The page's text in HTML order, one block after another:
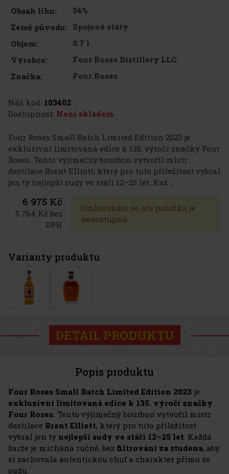
Obsah lihu:
54%
Země původu: Spojené státy
Objem:
0.7 l
Výrobce:
Four Roses Distillery LLC
Značka:
Four Roses
Náš kód: 103402
Dostupnost: Není skladem
Four Roses Small Batch Limited Edition 2023 je
exkluzivní limitovaná edice k 135. výročí značky Four
Roses. Tento výjimečný bourbon vytvořil mistr
destilace Brent Elliott, který pro tuto příležitost vybral
jen ty nejlepší sudy ve stáří 12–25 let. Kaž ...
6 975 Kč
5 764 Kč bez
DPH
Omlouváme se, ale položka je
nedostupná
Varianty produktu
DETAIL PRODUKTU
Popis produktu
Four Roses Small Batch Limited Edition 2023 je
exkluzivní limitovaná edice k 135. výročí značky
Four Roses. Tento výjimečný bourbon vytvořil mistr
destilace Brent Elliott, který pro tuto příležitost
vybral jen ty nejlepší sudy ve stáří 12–25 let. Každá
šarže je míchána ručně, bez filtrování za studena, aby
si zachovala autentickou chuť a charakter přímo ze
sudu.